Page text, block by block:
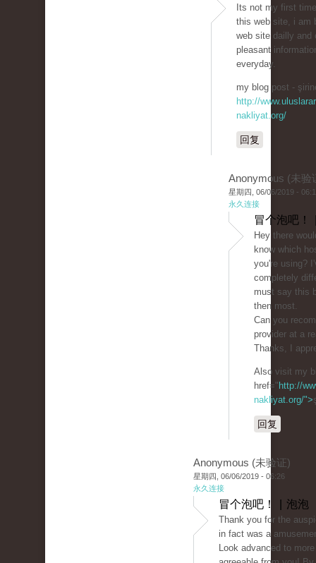
Its not my first
this web site, i am
web site dailly and
pleasant
everyday.
my blog post -
http://
nakliyat.org/
回复
Anonymous (未验
星期四, 06/06/2019 -
永久连接
冒个泡吧！
Hey there
know which
you're using?
completely
must say this
then most.
Can you
provider at a
Thanks, I
Also visit my
href=" http://
nakliyat.org/">
回复
Anonymous (未验证)
星期四, 06/06/2019 - 06:26
永久连接
冒个泡吧！ | 泡泡
Thank you for the
in fact was a
Look advanced to